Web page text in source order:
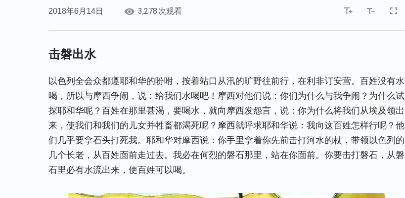
2018年6月14日 3,278 次观看
击磐出水
以色列全会众都遵耶和华的吩咐，按着站口从汛的旷野往前行，在利非订安营。百姓没有水
喝，所以与摩西争闹，说：给我们水喝吧！摩西对他们说：你们为什么与我争闹？为什么试
探耶和华呢？百姓在那里甚渴，要喝水，就向摩西发怨言，说：你为什么将我们从埃及领出
来，使我们和我们的儿女并牲畜都渴死呢？摩西就呼求耶和华说：我向这百姓怎样行呢？他
们几乎要拿石头打死我。耶和华对摩西说：你手里拿着你先前击打河水的杖，带领以色列的
几个长老，从百姓面前走过去。我必在何烈的磐石那里，站在你面前。你要击打磐石，从磐
石里必有水流出来，使百姓可以喝。